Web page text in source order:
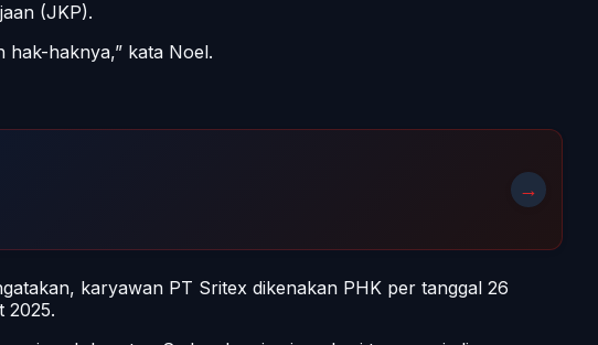
(JKP).
hak-haknya,” kata Noel.
→
karyawan PT Sritex dikenakan PHK per tanggal 26
2025.